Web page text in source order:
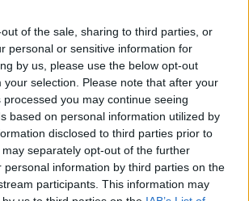
of the sale, sharing to third parties, or
personal or sensitive information for
by us, please use the below opt-out
your selection. Please note that after your
you may continue seeing
based on personal information utilized by
disclosed to third parties prior to
separately opt-out of the further
personal information by third parties on the
participants. This information may
valami nagyobbat
állva felhorkantam.
lovaskocsit bérelni.”